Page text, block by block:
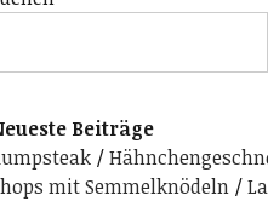
Beiträge
mit Semmelknödeln